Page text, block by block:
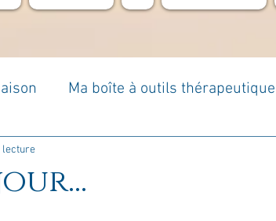
Ma boîte à outils
: voyage
lecture